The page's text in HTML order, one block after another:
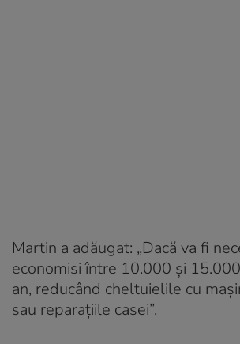
Martin a adăugat: „Dacă va fi
economisi între 10.000 și
an, reducând cheltuielile cu
sau reparațiile casei”.